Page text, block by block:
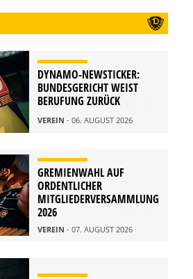
DYNAMO-NEWSTICKER:
BUNDESGERICHT WEIST
BERUFUNG ZURÜCK
VEREIN - 06. AUGUST 2026
GREMIENWAHL AUF
ORDENTLICHER
MITGLIEDERVERSAMMLUNG
2026
VEREIN - 07. AUGUST 2026